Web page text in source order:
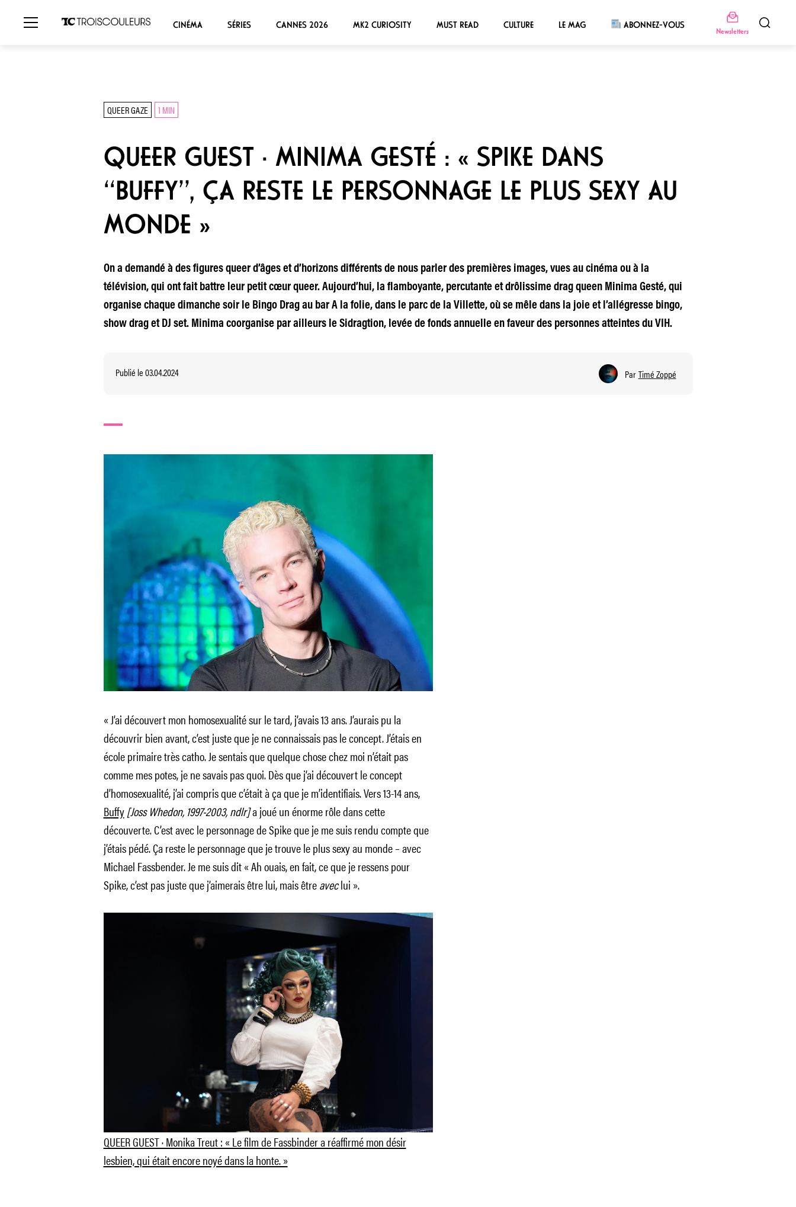
CINÉMA SÉRIES CANNES 2026 MK2 CURIOSITY MUST READ CULTURE LE MAG ABONNEZ-VOUS
Newsletters
QUEER GAZE 1 MIN
QUEER GUEST · MINIMA GESTÉ : « SPIKE DANS
‘‘BUFFY’’, ÇA RESTE LE PERSONNAGE LE PLUS SEXY AU
MONDE »
On a demandé à des figures queer d’âges et d’horizons différents de nous parler des premières images, vues au cinéma ou à la
télévision, qui ont fait battre leur petit cœur queer. Aujourd’hui, la flamboyante, percutante et drôlissime drag queen Minima Gesté, qui
organise chaque dimanche soir le Bingo Drag au bar A la folie, dans le parc de la Villette, où se mêle dans la joie et l’allégresse bingo,
show drag et DJ set. Minima coorganise par ailleurs le Sidragtion, levée de fonds annuelle en faveur des personnes atteintes du VIH.
Publié le 03.04.2024 Par Timé Zoppé
« J’ai découvert mon homosexualité sur le tard, j’avais 13 ans. J’aurais pu la
découvrir bien avant, c’est juste que je ne connaissais pas le concept. J’étais en
école primaire très catho. Je sentais que quelque chose chez moi n’était pas
comme mes potes, je ne savais pas quoi. Dès que j’ai découvert le concept
d’homosexualité, j’ai compris que c’était à ça que je m’identifiais. Vers 13-14 ans,
Buffy[Joss Whedon, 1997-2003, ndlr]a joué un énorme rôle dans cette
découverte. C’est avec le personnage de Spike que je me suis rendu compte que
j’étais pédé. Ça reste le personnage que je trouve le plus sexy au monde – avec
Michael Fassbender. Je me suis dit « Ah ouais, en fait, ce que je ressens pour
Spike, c’est pas juste que j’aimerais être lui, mais êtreaveclui ».
QUEER GUEST · Monika Treut : « Le film de Fassbinder a réaffirmé mon désir
lesbien, qui était encore noyé dans la honte. »